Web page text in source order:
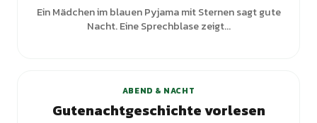
Ein Mädchen im blauen Pyjama mit Sternen sagt gute
Nacht. Eine Sprechblase zeigt...
ABEND & NACHT
Gutenachtgeschichte vorlesen